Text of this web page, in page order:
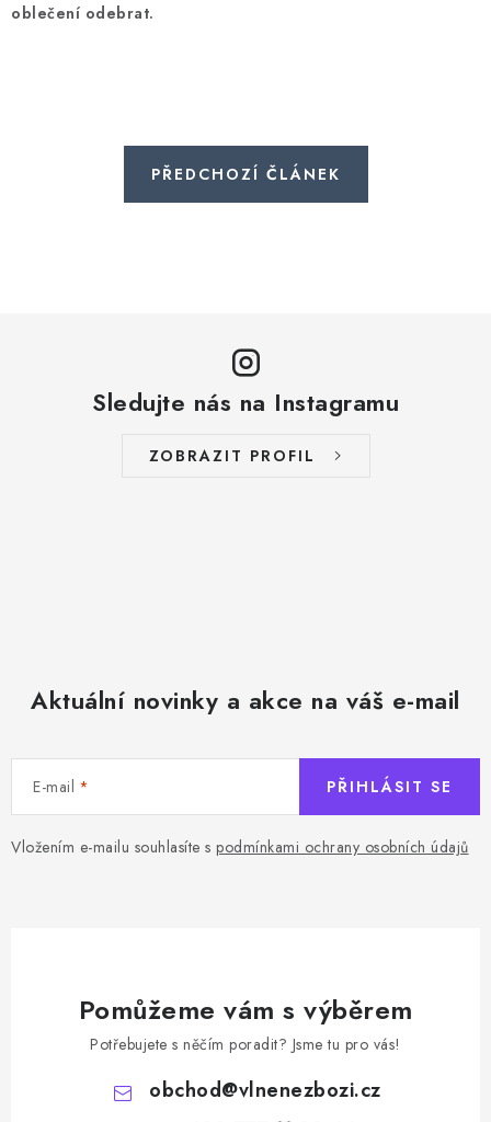
oblečení odebrat.
PŘEDCHOZÍ ČLÁNEK
Sledujte nás na Instagramu
ZOBRAZIT PROFIL
Aktuální novinky a akce na váš e-mail
E-mail
Vložením e-mailu souhlasíte s podmínkami ochrany osobních údajů
PŘIHLÁSIT SE
Pomůžeme vám s výběrem
Potřebujete s něčím poradit? Jsme tu pro vás!
obchod@vlnenezbozi.cz